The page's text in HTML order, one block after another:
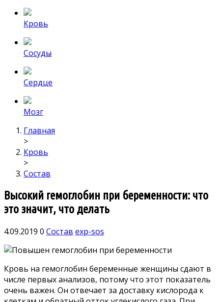
Кровь
Сосуды
Сердце
Мозг
Главная
>
Кровь
>
Состав
Высокий гемоглобин при беременности: что
это значит, что делать
4.09.2019 0 Состав exp-sos
Кровь на гемоглобин беременные женщины сдают в
числе первых анализов, потому что этот показатель
очень важен. Он отвечает за доставку кислорода к